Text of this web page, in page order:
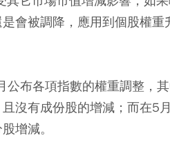
會被調降，應用到個股權
公布各項指數的權重調整，
沒有成份股的增減；而在5
增減。